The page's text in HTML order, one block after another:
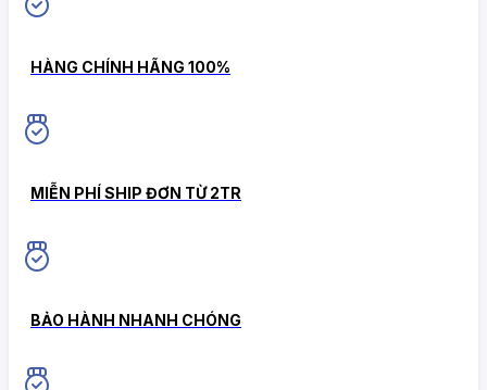
HÀNG CHÍNH HÃNG 100%
MIỄN PHÍ SHIP ĐƠN TỪ 2TR
BẢO HÀNH NHANH CHÓNG